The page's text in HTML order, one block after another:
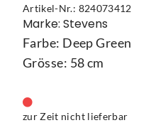
Streetwear
Trikots
Unterwäsche
Pedale
Sättel
Schaltung
Klingeln & Hupen
Pumpen
Schlösser
Artikel-Nr.: 824073412
Marke: Stevens
Farbe: Deep Green
Grösse: 58 cm
zur Zeit nicht lieferbar